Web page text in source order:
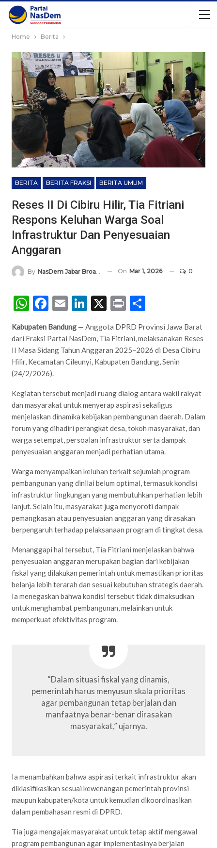
Home Berita
BERITA BERITA FRAKSI BERITA UMUM
Reses II Di Cibiru Hilir, Tia Fitriani
Respons Keluhan Warga Soal
Infrastruktur Dan Penyesuaian
Anggaran
By NasDem Jabar Broadcasting Network On Mar 1, 2026 0
WhatsApp
Facebook
EmailLinkedIn
X Print
Kabupaten Bandung — Anggota DPRD Provinsi Jawa Barat
dari Fraksi Partai NasDem, Tia Fitriani, melaksanakan Reses
II Masa Sidang Tahun Anggaran 2025–2026 di Desa Cibiru
Hilir, Kecamatan Cileunyi, Kabupaten Bandung, Senin
(24/2/2026).
Kegiatan tersebut menjadi ruang dialog antara wakil rakyat
dan masyarakat untuk menyerap aspirasi sekaligus
menjelaskan dinamika kebijakan pembangunan daerah. Dalam
forum yang dihadiri perangkat desa, tokoh masyarakat, dan
warga setempat, persoalan infrastruktur serta dampak
penyesuaian anggaran menjadi perhatian utama.
Warga menyampaikan keluhan terkait sejumlah program
pembangunan yang dinilai belum optimal, termasuk kondisi
infrastruktur lingkungan yang membutuhkan perhatian lebih
lanjut. Selain itu, masyarakat juga menyoroti dampak
pemangkasan atau penyesuaian anggaran yang dirasakan
berpengaruh terhadap pelaksanaan program di tingkat desa.
Menanggapi hal tersebut, Tia Fitriani menjelaskan bahwa
penyesuaian anggaran merupakan bagian dari kebijakan
fiskal yang dilakukan pemerintah untuk memastikan prioritas
belanja lebih terarah dan sesuai kebutuhan strategis daerah.
Ia menegaskan bahwa kondisi tersebut tidak dimaksudkan
untuk menghambat pembangunan, melainkan untuk
memperkuat efektivitas program.
“Dalam situasi fiskal yang dinamis,
pemerintah harus menyusun skala prioritas
agar pembangunan tetap berjalan dan
manfaatnya benar-benar dirasakan
masyarakat,” ujarnya.
Ia menambahkan bahwa aspirasi terkait infrastruktur akan
diklasifikasikan sesuai kewenangan pemerintah provinsi
maupun kabupaten/kota untuk kemudian dikoordinasikan
dalam pembahasan resmi di DPRD.
Tia juga mengajak masyarakat untuk tetap aktif mengawal
program pembangunan agar implementasinya berjalan